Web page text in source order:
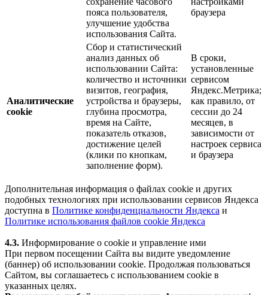
пояса пользователя,
улучшение удобства
использования Сайта.
браузера
Аналитические
cookie
Сбор и статистический
анализ данных об
использовании Сайта:
количество и источники
визитов, география,
устройства и браузеры,
глубина просмотра,
время на Сайте,
показатель отказов,
достижение целей
(клики по кнопкам,
заполнение форм).
В сроки,
установленные
сервисом
Яндекс.Метрика;
как правило, от
сессии до 24
месяцев, в
зависимости от
настроек сервиса
и браузера
Дополнительная информация о файлах cookie и других
подобных технологиях при использовании сервисов Яндекса
доступна в Политике конфиденциальности Яндекса и
Политике использования файлов cookie Яндекса
4.3. Информирование о cookie и управление ими
При первом посещении Сайта вы видите уведомление
(баннер) об использовании cookie. Продолжая пользоваться
Сайтом, вы соглашаетесь с использованием cookie в
указанных целях.